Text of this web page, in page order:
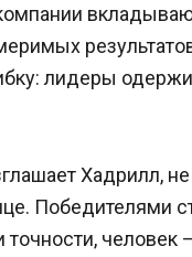
лидеры
Хадрилл,
Победителями
точности,